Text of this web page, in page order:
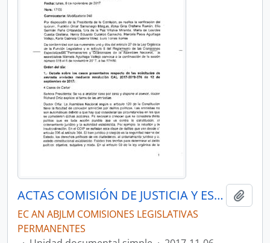
ACTAS COMISIÓN DE JUSTICIA Y ESTRUCTURA DEL ESTADO 2017-2019
EC AN ABJLM COMISIONES LEGISLATIVAS
PERMANENTES